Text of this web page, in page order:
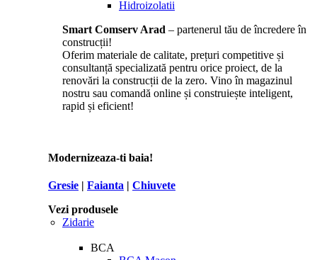
Hidroizolatii
Smart Comserv Arad – partenerul tău de încredere în
construcții!
Oferim materiale de calitate, prețuri competitive și
consultanță specializată pentru orice proiect, de la
renovări la construcții de la zero. Vino în magazinul
nostru sau comandă online și construiește inteligent,
rapid și eficient!
Modernizeaza-ti baia!
Gresie | Faianta | Chiuvete
Vezi produsele
Zidarie
BCA